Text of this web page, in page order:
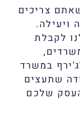
צריכים
ויעילה.
לקבלת
במשרד
שתעצים
שלכם